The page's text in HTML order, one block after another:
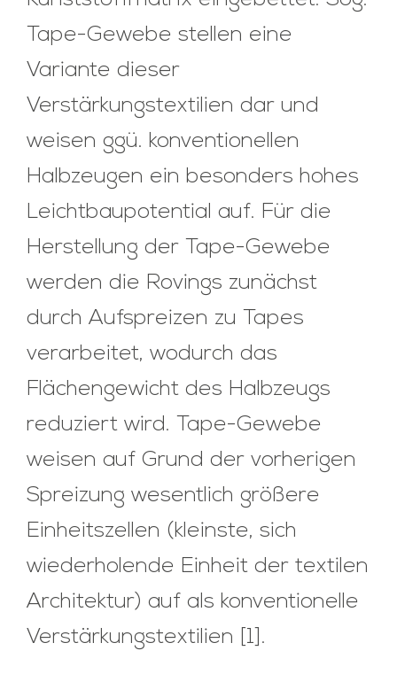
Tape-Gewebe stellen eine
Variante dieser
Verstärkungstextilien dar und
weisen ggü. konventionellen
Halbzeugen ein besonders hohes
Leichtbaupotential auf. Für die
Herstellung der Tape-Gewebe
werden die Rovings zunächst
durch Aufspreizen zu Tapes
verarbeitet, wodurch das
Flächengewicht des Halbzeugs
reduziert wird. Tape-Gewebe
weisen auf Grund der vorherigen
Spreizung wesentlich größere
Einheitszellen (kleinste, sich
wiederholende Einheit der textilen
Architektur) auf als konventionelle
Verstärkungstextilien [1].